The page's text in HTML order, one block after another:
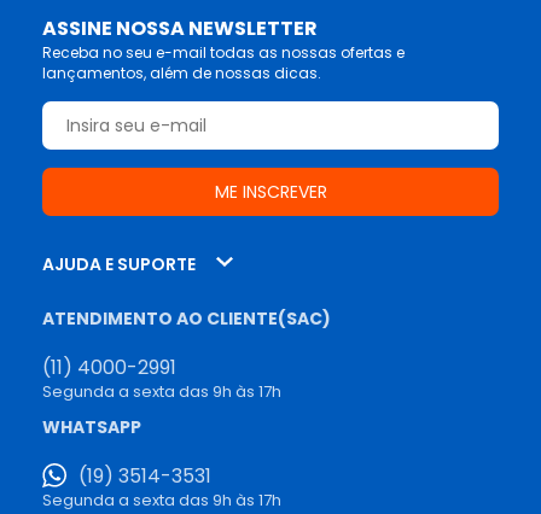
ASSINE NOSSA NEWSLETTER
Receba no seu e-mail todas as nossas ofertas e
lançamentos, além de nossas dicas.
AJUDA E SUPORTE
ATENDIMENTO AO CLIENTE(SAC)
(11) 4000-2991
Segunda a sexta das 9h às 17h
WHATSAPP
(19) 3514-3531
Segunda a sexta das 9h às 17h